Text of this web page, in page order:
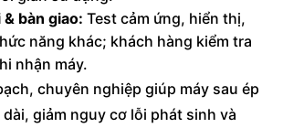
bàn giao: Test cảm ứng, hiển thị,
năng khác; khách hàng kiểm tra
nhận máy.
chuyên nghiệp giúp máy sau ép
giảm nguy cơ lỗi phát sinh và